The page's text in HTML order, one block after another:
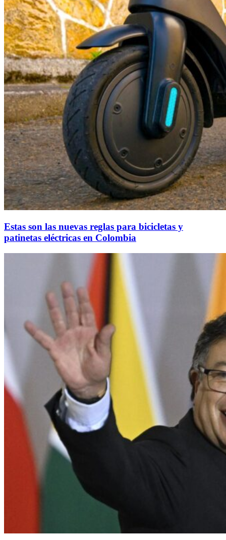
Estas son las nuevas reglas para bicicletas y
patinetas eléctricas en Colombia